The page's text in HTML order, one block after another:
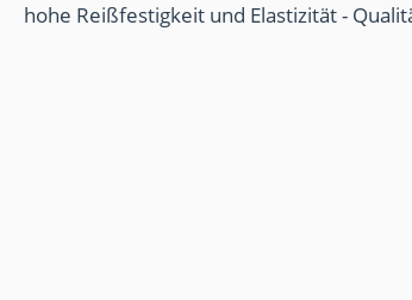
hohe Reißfestigkeit und Elastizität -